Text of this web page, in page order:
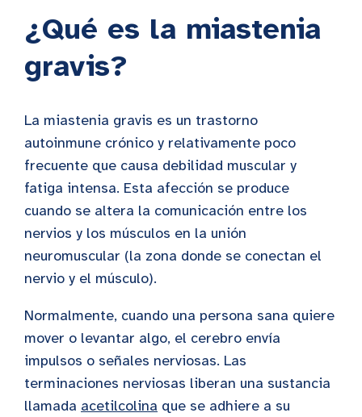
¿Qué es la miastenia
gravis?
La miastenia gravis es un trastorno
autoinmune crónico y relativamente poco
frecuente que causa debilidad muscular y
fatiga intensa. Esta afección se produce
cuando se altera la comunicación entre los
nervios y los músculos en la unión
neuromuscular (la zona donde se conectan el
nervio y el músculo).
Normalmente, cuando una persona sana quiere
mover o levantar algo, el cerebro envía
impulsos o señales nerviosas. Las
terminaciones nerviosas liberan una sustancia
llamada acetilcolina que se adhiere a su